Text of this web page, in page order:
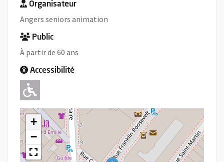
Organisateur
Angers seniors animation
Public
À partir de 60 ans
Accessibilité
Adapté pour l'handicap Moteur
+
−